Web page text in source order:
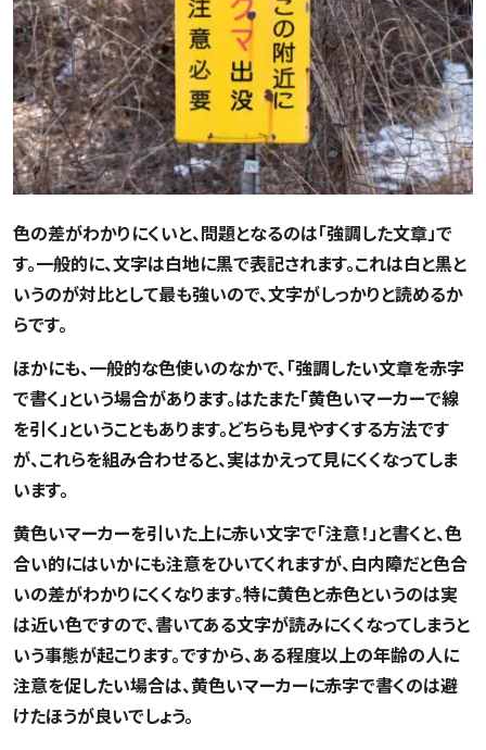
色の差がわかりにくいと、問題となるのは「強調した文章」で
す。一般的に、文字は白地に黒で表記されます。これは白と黒と
いうのが対比として最も強いので、文字がしっかりと読めるか
らです。
ほかにも、一般的な色使いのなかで、「強調したい文章を赤字
で書く」という場合があります。はたまた「黄色いマーカーで線
を引く」ということもあります。どちらも見やすくする方法です
が、これらを組み合わせると、実はかえって見にくくなってしま
います。
黄色いマーカーを引いた上に赤い文字で「注意！」と書くと、色
合い的にはいかにも注意をひいてくれますが、白内障だと色合
いの差がわかりにくくなります。特に黄色と赤色というのは実
は近い色ですので、書いてある文字が読みにくくなってしまうと
いう事態が起こります。ですから、ある程度以上の年齢の人に
注意を促したい場合は、黄色いマーカーに赤字で書くのは避
けたほうが良いでしょう。